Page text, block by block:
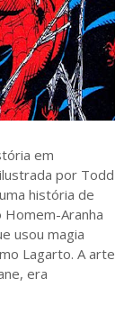
em
por Todd
história de
Aranha
usou magia
Lagarto. A arte
era